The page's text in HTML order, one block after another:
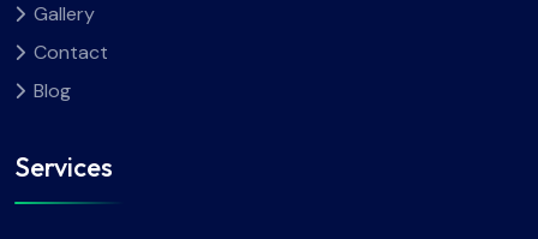
Gallery
Contact
Blog
Services